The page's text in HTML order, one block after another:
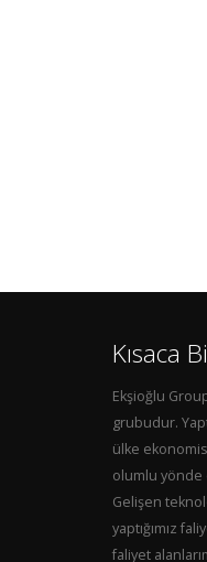
Kısaca
Ekşioğlu
grubudur.
ülke
olumlu yönde
Gelişen
yaptığımız
faliyet